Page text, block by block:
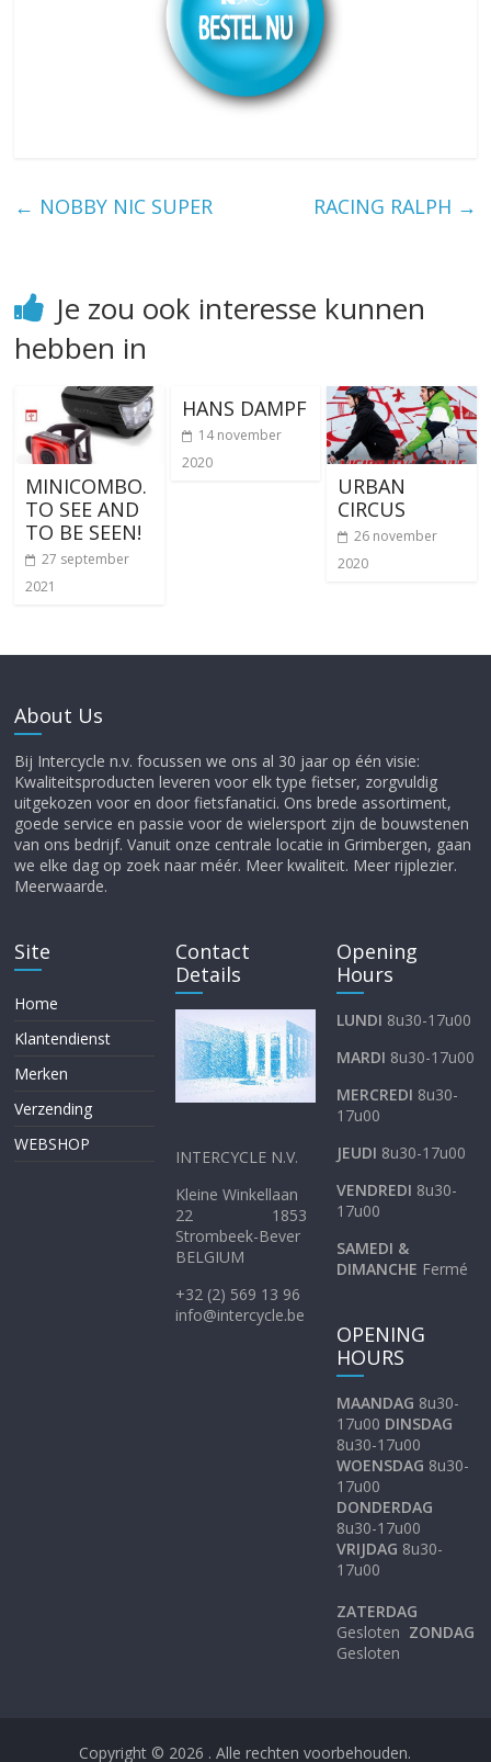
← NOBBY NIC SUPER RACING RALPH →
Je zou ook interesse kunnen
hebben in
MINICOMBO.
TO SEE AND
TO BE SEEN!
27 september
2021
HANS DAMPF
14 november
2020
URBAN
CIRCUS
26 november
2020
About Us
Bij Intercycle n.v. focussen we ons al 30 jaar op één visie:
Kwaliteitsproducten leveren voor elk type fietser, zorgvuldig
uitgekozen voor en door fietsfanatici. Ons brede assortiment,
goede service en passie voor de wielersport zijn de bouwstenen
van ons bedrijf. Vanuit onze centrale locatie in Grimbergen, gaan
we elke dag op zoek naar méér. Meer kwaliteit. Meer rijplezier.
Meerwaarde.
Site
Home
Klantendienst
Merken
Verzending
WEBSHOP
Contact
Details
INTERCYCLE N.V.
Kleine Winkellaan
22 1853
Strombeek-Bever
BELGIUM
+32 (2) 569 13 96
info@intercycle.be
Opening
Hours
LUNDI 8u30-17u00
MARDI 8u30-17u00
MERCREDI 8u30-
17u00
JEUDI 8u30-17u00
VENDREDI 8u30-
17u00
SAMEDI &
DIMANCHE Fermé
OPENING
HOURS
MAANDAG 8u30-
17u00 DINSDAG
8u30-17u00
WOENSDAG 8u30-
17u00
DONDERDAG
8u30-17u00
VRIJDAG 8u30-
17u00
ZATERDAG
Gesloten ZONDAG
Gesloten
Copyright © 2026 . Alle rechten voorbehouden.